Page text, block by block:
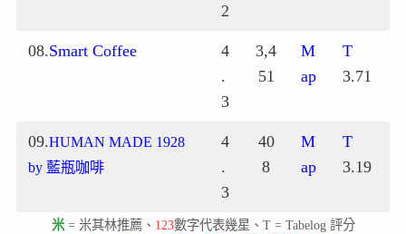
2
08.Smart Coffee
4
.
3
3,4
51
M
ap
T
3.71
09.HUMAN MADE 1928
by 藍瓶咖啡
4
.
3
40
8
M
ap
T
3.19
米= 米其林推薦、 123數字代表幾星、T = Tabelog 評分